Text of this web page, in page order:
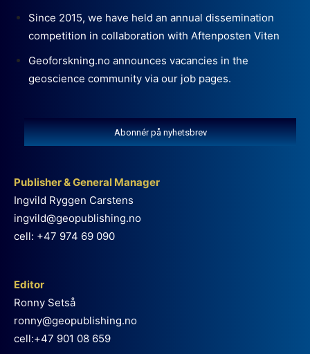
Since 2015, we have held an annual dissemination
competition in collaboration with Aftenposten Viten
Geoforskning.no announces vacancies in the
geoscience community via our job pages.
Abonnér på nyhetsbrev
Publisher & General Manager
Ingvild Ryggen Carstens
ingvild@geopublishing.no
cell: +47 974 69 090
Editor
Ronny Setså
ronny@geopublishing.no
cell:+47 901 08 659